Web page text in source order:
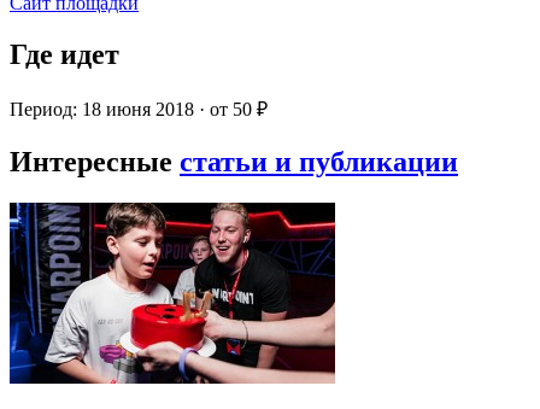
Где идет
Период: 18 июня 2018 · от 50 ₽
Интересные статьи и публикации